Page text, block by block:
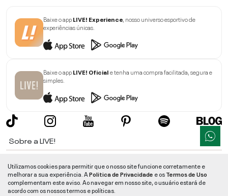
Baixe o appLIVE! Experience, nosso universo esportivo de
experiências únicas.
Baixe o appLIVE! Oficiale tenha uma compra facilitada, segura e
simples.
Sobre a LIVE!
Informações
Utilizamos cookies para permitir que o nosso site funcione corretamente e
melhorar a sua experiência. APolitica de Privacidade e osTermos de Uso
complementam este aviso. Ao navegar em nosso site, o usuário estará de
acordo com os nossos termos e políticas.